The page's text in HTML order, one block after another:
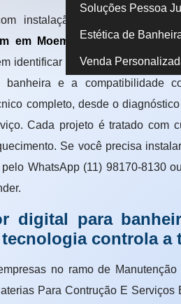
Soluções Pessoa
Estética de
Venda
instalação, manutenção e
em Moema - SPpara
identificar o modelo correto
banheira e a compatibilidade
completo, desde o
Cada projeto é tratado com
Se você precisa
WhatsApp (11) 98170-8130
digital para
controla a
no ramo de
Para Contrução E